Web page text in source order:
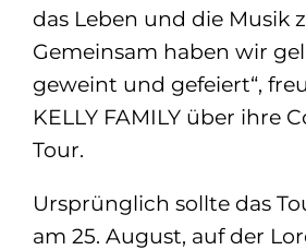
das Leben und die Musik
Gemeinsam haben wir
geweint und gefeiert“,
KELLY FAMILY über ihre
Tour.
Ursprünglich sollte das
am 25. August, auf der